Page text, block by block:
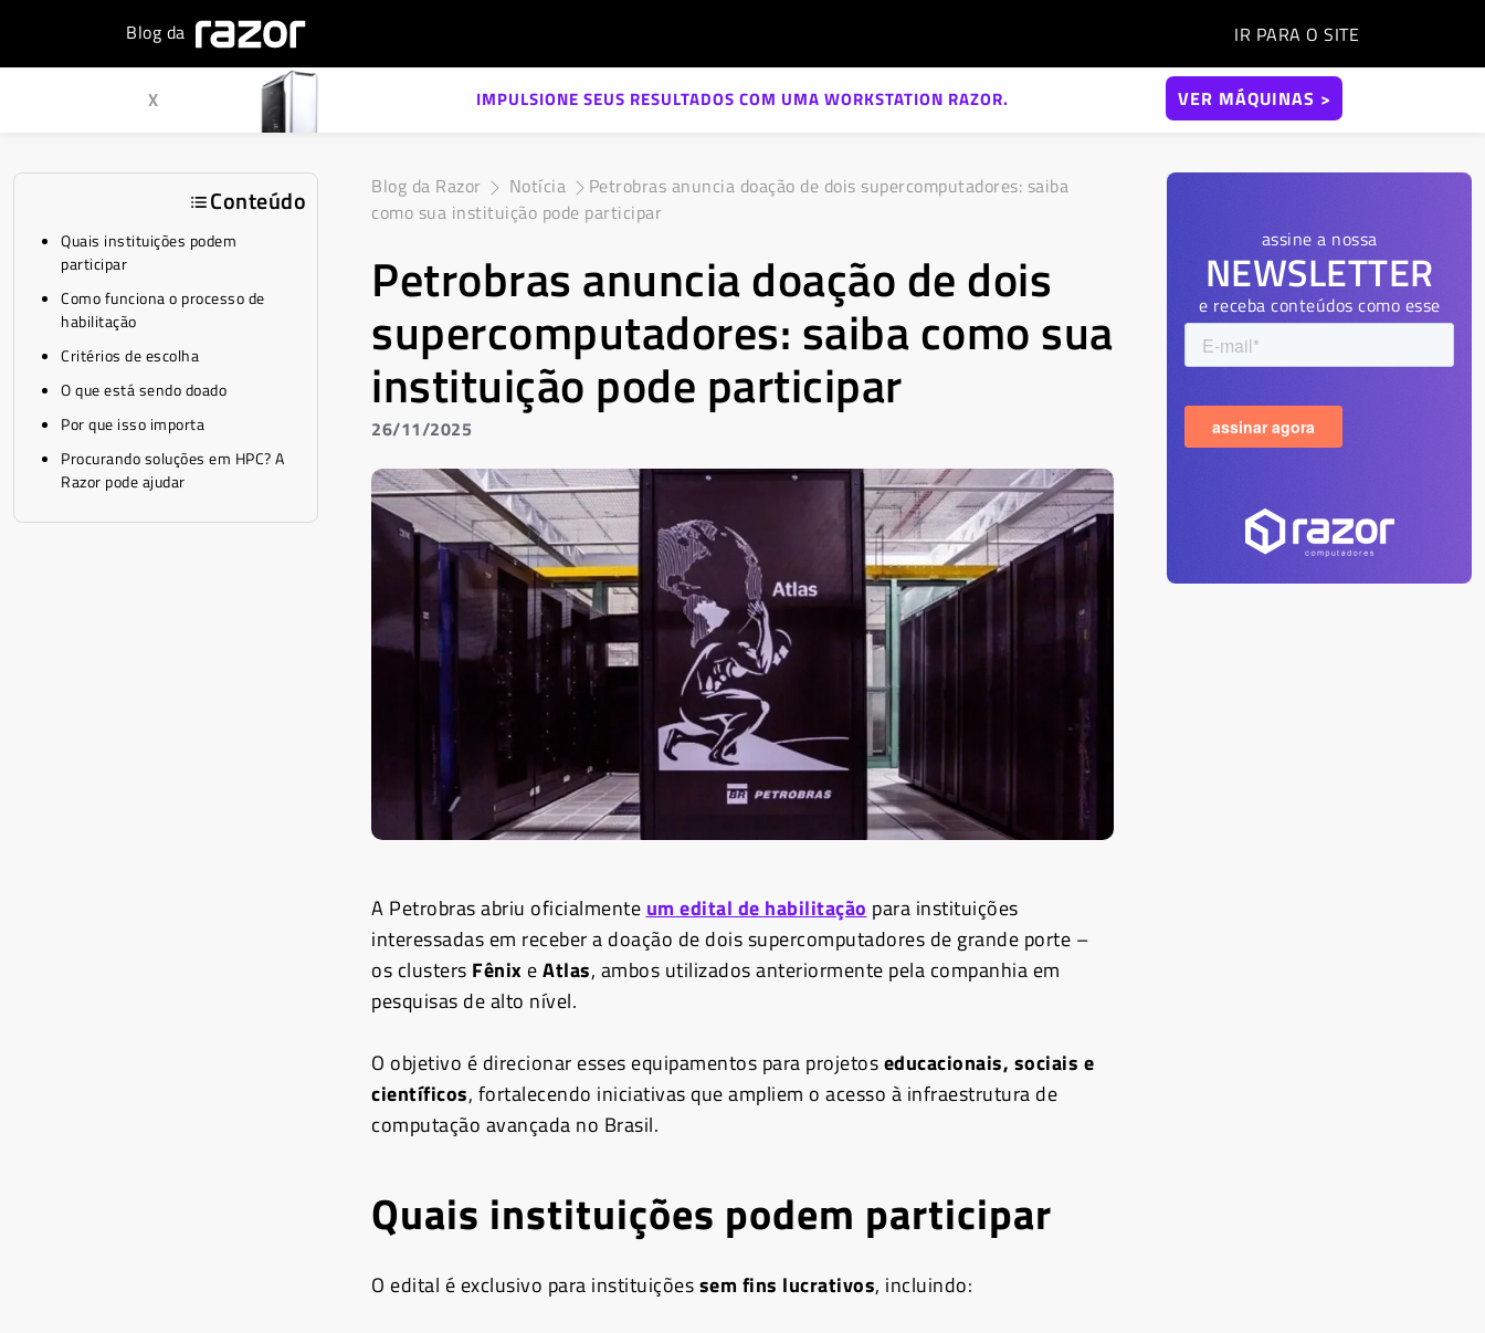
Blog da IR PARA O SITE
X IMPULSIONE SEUS RESULTADOS COM UMA WORKSTATION RAZOR. VER MÁQUINAS >
Conteúdo
Quais instituições podem
participar
Como funciona o processo de
habilitação
Critérios de escolha
O que está sendo doado
Por que isso importa
Procurando soluções em HPC? A
Razor pode ajudar
Blog da Razor Notícia
Petrobras anuncia doação de dois supercomputadores: saiba
como sua instituição pode participar
Petrobras anuncia doação de dois
supercomputadores: saiba como sua
instituição pode participar
26/11/2025
A Petrobras abriu oficialmente um edital de habilitação para instituições
interessadas em receber a doação de dois supercomputadores de grande porte –
os clusters Fênix eAtlas, ambos utilizados anteriormente pela companhia em
pesquisas de alto nível.
O objetivo é direcionar esses equipamentos para projetoseducacionais, sociais e
científicos, fortalecendo iniciativas que ampliem o acesso à infraestrutura de
computação avançada no Brasil.
Quais instituições podem participar
O edital é exclusivo para instituiçõessem fins lucrativos, incluindo:
assine a nossa
NEWSLETTER
e receba conteúdos como esse